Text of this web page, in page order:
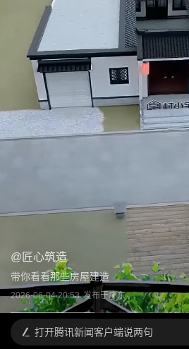
@ 匠心筑造
带你看看那些房屋建造
2026-06-04 20:53 发布于广东
打开腾讯新闻客户端说两句